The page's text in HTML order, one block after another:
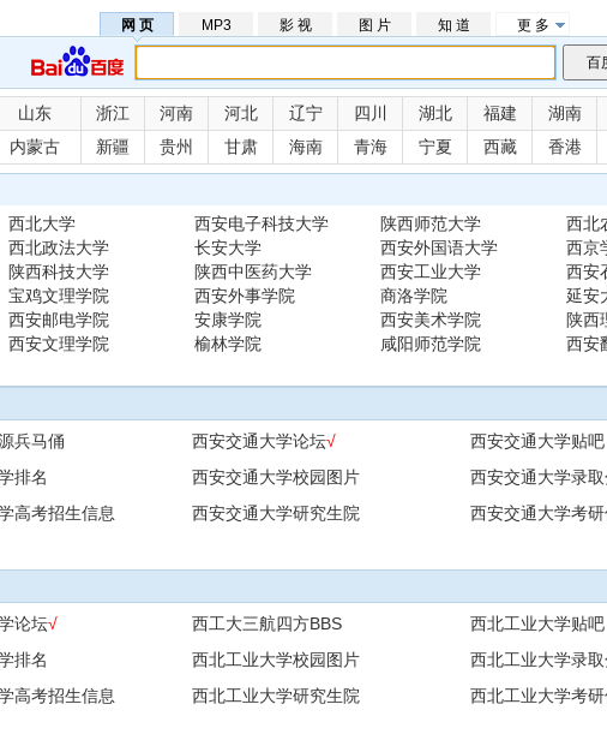
网 页 MP3 影 视 图 片 知 道 更 多
山东 浙江 河南 河北 辽宁 四川 湖北 福建 湖南
内蒙古 新疆 贵州 甘肃 海南 青海 宁夏 西藏 香港
西北大学 西安电子科技大学 陕西师范大学
西北
西北政法大学 长安大学 西安外国语大学
西京
陕西科技大学 陕西中医药大学 西安工业大学
西安
宝鸡文理学院 西安外事学院 商洛学院
延安
西安邮电学院 安康学院 西安美术学院
陕西
西安文理学院 榆林学院 咸阳师范学院
西安
兵马俑 西安交通大学论坛√
西安交通大学贴吧
排名 西安交通大学校园图片
西安交通大学录
高考招生信息 西安交通大学研究生院
西安交通大学考研
论坛√ 西工大三航四方BBS
西北工业大学贴吧
排名 西北工业大学校园图片
西北工业大学录
高考招生信息 西北工业大学研究生院
西北工业大学考研